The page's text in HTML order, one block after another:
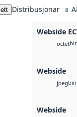
Distribusjonar 8
Webside
octet
Webside
jpegbin
Webside